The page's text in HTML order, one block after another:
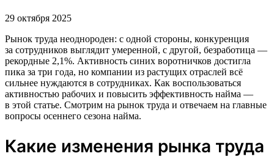
29 октября 2025
Рынок труда неоднороден: с одной стороны, конкуренция
за сотрудников выглядит умеренной, c другой, безработица —
рекордные 2,1%. Активность синих воротничков достигла
пика за три года, но компании из растущих отраслей всё
сильнее нуждаются в сотрудниках. Как воспользоваться
активностью рабочих и повысить эффективность найма —
в этой статье. Смотрим на рынок труда и отвечаем на главные
вопросы осеннего сезона найма.
Какие изменения рынка труда